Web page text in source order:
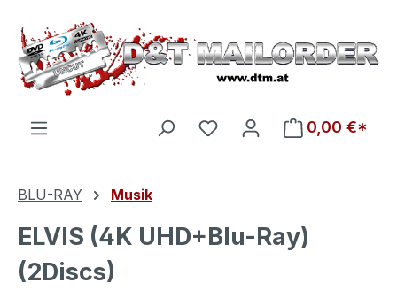
Zum Hauptinhalt springen
Du hast 0 Produkte auf
0,00 €*
BLU-RAY Musik
ELVIS (4K UHD+Blu-Ray)
(2Discs)